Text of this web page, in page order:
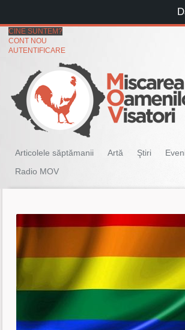
CINE SUNTEM?
CONT NOU
AUTENTIFICARE
Articolele săptămanii Artă Ştiri
Radio MOV